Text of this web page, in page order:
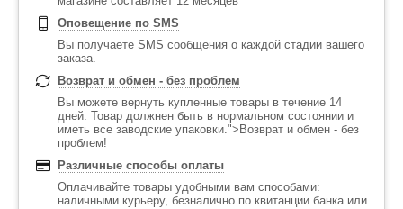
Оповещение по SMS
Вы получаете SMS сообщения о каждой стадии вашего
заказа.
Возврат и обмен - без проблем
Вы можете вернуть купленные товары в течение 14
дней. Товар должнен быть в нормальном состоянии и
иметь все заводские упаковки.">Возврат и обмен - без
проблем!
Различные способы оплаты
Оплачивайте товары удобными вам способами:
наличными курьеру, безналично по квитанции банка или